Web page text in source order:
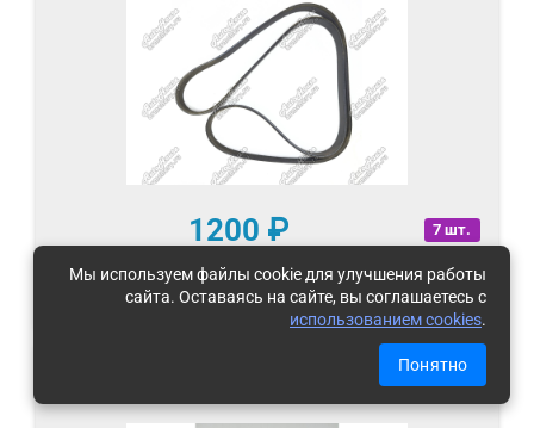
Мы используем файлы cookie для улучшения работы
сайта. Оставаясь на сайте, вы соглашаетесь с
использованием cookies.
Понятно
7 шт.
1200 ₽
- + В КОРЗИНУ